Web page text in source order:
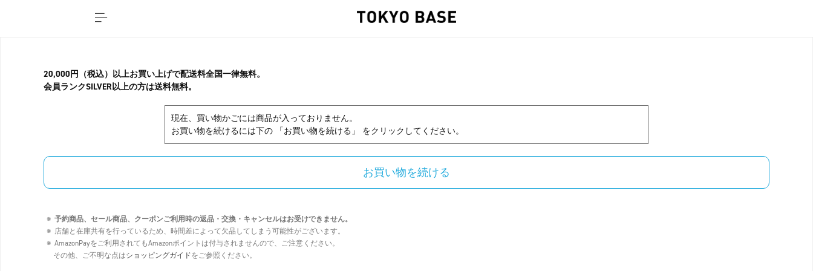
20,000円（税込）以上お買い上げで配送料全国一律無料。
会員ランクSILVER以上の方は送料無料。
現在、買い物かごには商品が入っておりません。
お買い物を続けるには下の 「お買い物を続ける」 をクリックしてください。
予約商品、セール商品、クーポンご利用時の返品・交換・キャンセルはお受けできません。
店舗と在庫共有を行っているため、時間差によって欠品してしまう可能性がございます。
AmazonPayをご利用されてもAmazonポイントは付与されませんので、ご注意ください。
その他、ご不明な点はショッピングガイドをご参照ください。